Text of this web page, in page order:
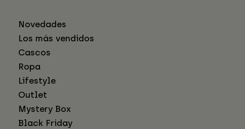
Novedades
Los más vendidos
Cascos
Ropa
Lifestyle
Outlet
Mystery Box
Black Friday